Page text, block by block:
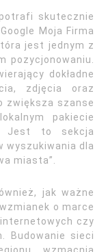
skutecznie
Moja Firma
jest jednym z
pozycjonowaniu.
dokładne
zdjęcia oraz
zwiększa szanse
pakiecie
Jest to sekcja
wyszukiwania dla
miasta”.
jak ważne
o marce
czy
Budowanie sieci